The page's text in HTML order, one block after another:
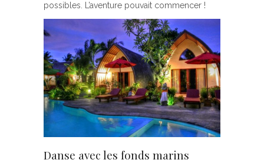
possibles. L’aventure pouvait commencer !
Danse avec les fonds marins